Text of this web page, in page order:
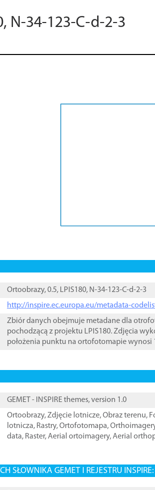
N-34-123-C-d-2-3
Ortoobrazy, 0.5, LPIS180, N-34-123-C-d-2-3
http://inspire.ec.europa.eu/metadata-
Zbiór danych obejmuje metadane dla
pochodzącą z projektu LPIS180. Zdjęcia
położenia punktu na ortofotomapie wynosi
GEMET - INSPIRE themes, version 1.0
Ortoobrazy,Zdjęcie lotnicze,Obraz terenu,
lotnicza, Rastry,Ortofotomapa,
data, Raster,Aerial ortoimagery,Aerial
SŁOWNIKA GEMET I REJESTRU INSPIRE: